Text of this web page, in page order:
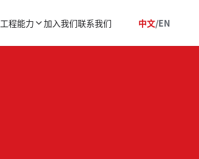
工程能力 加入我们联系我们 中文/EN